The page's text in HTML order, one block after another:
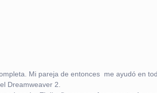
Mi pareja de entonces me ayudó en
Dreamweaver 2.